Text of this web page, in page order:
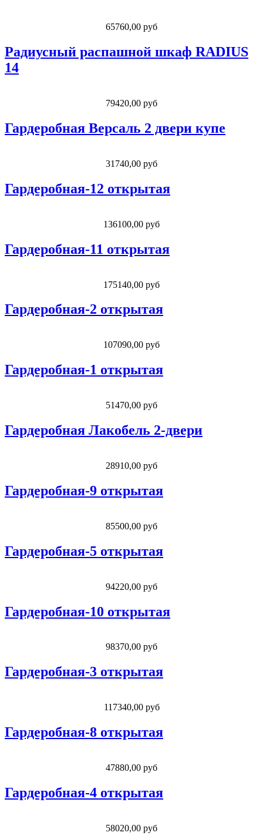
65760,00 руб
Радиусный распашной шкаф RADIUS
14
79420,00 руб
Гардеробная Версаль 2 двери купе
31740,00 руб
Гардеробная-12 открытая
136100,00 руб
Гардеробная-11 открытая
175140,00 руб
Гардеробная-2 открытая
107090,00 руб
Гардеробная-1 открытая
51470,00 руб
Гардеробная Лакобель 2-двери
28910,00 руб
Гардеробная-9 открытая
85500,00 руб
Гардеробная-5 открытая
94220,00 руб
Гардеробная-10 открытая
98370,00 руб
Гардеробная-3 открытая
117340,00 руб
Гардеробная-8 открытая
47880,00 руб
Гардеробная-4 открытая
58020,00 руб